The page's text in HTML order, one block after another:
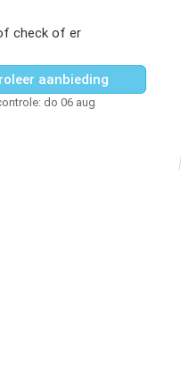
check of er
aanbieding
do 06 aug